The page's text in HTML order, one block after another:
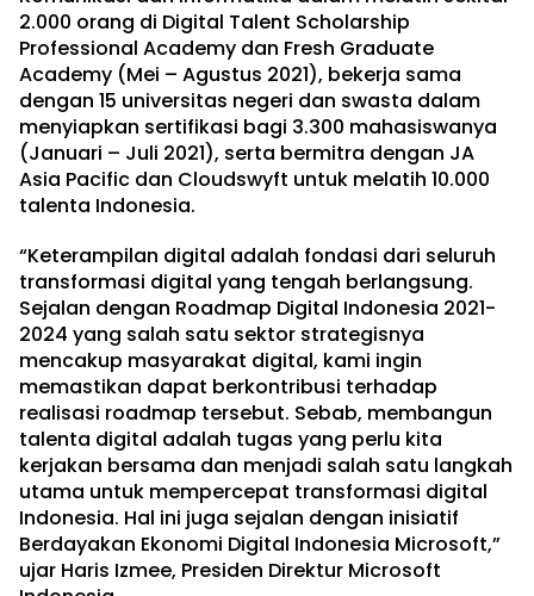
2.000 orang di Digital Talent Scholarship
Professional Academy dan Fresh Graduate
Academy (Mei – Agustus 2021), bekerja sama
dengan 15 universitas negeri dan swasta dalam
menyiapkan sertifikasi bagi 3.300 mahasiswanya
(Januari – Juli 2021), serta bermitra dengan JA
Asia Pacific dan Cloudswyft untuk melatih 10.000
talenta Indonesia.
“Keterampilan digital adalah fondasi dari seluruh
transformasi digital yang tengah berlangsung.
Sejalan dengan Roadmap Digital Indonesia 2021-
2024 yang salah satu sektor strategisnya
mencakup masyarakat digital, kami ingin
memastikan dapat berkontribusi terhadap
realisasi roadmap tersebut. Sebab, membangun
talenta digital adalah tugas yang perlu kita
kerjakan bersama dan menjadi salah satu langkah
utama untuk mempercepat transformasi digital
Indonesia. Hal ini juga sejalan dengan inisiatif
Berdayakan Ekonomi Digital Indonesia Microsoft,”
ujar Haris Izmee, Presiden Direktur Microsoft